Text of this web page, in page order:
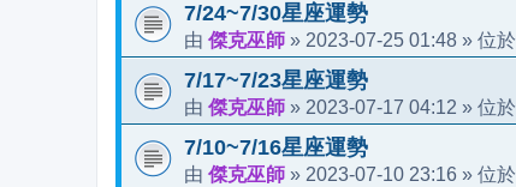
7/24~7/30星座運勢
由 傑克巫師 » 2023-07-25 01:48 » 位於
7/17~7/23星座運勢
由 傑克巫師 » 2023-07-17 04:12 » 位於
7/10~7/16星座運勢
由 傑克巫師 » 2023-07-10 23:16 » 位於